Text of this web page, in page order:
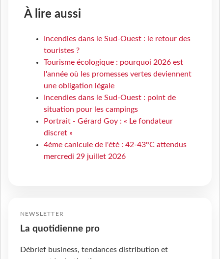
À lire aussi
Incendies dans le Sud-Ouest : le retour des
touristes ?
Tourisme écologique : pourquoi 2026 est
l'année où les promesses vertes deviennent
une obligation légale
Incendies dans le Sud-Ouest : point de
situation pour les campings
Portrait - Gérard Goy : « Le fondateur
discret »
4ème canicule de l'été : 42-43°C attendus
mercredi 29 juillet 2026
NEWSLETTER
La quotidienne pro
Débrief business, tendances distribution et